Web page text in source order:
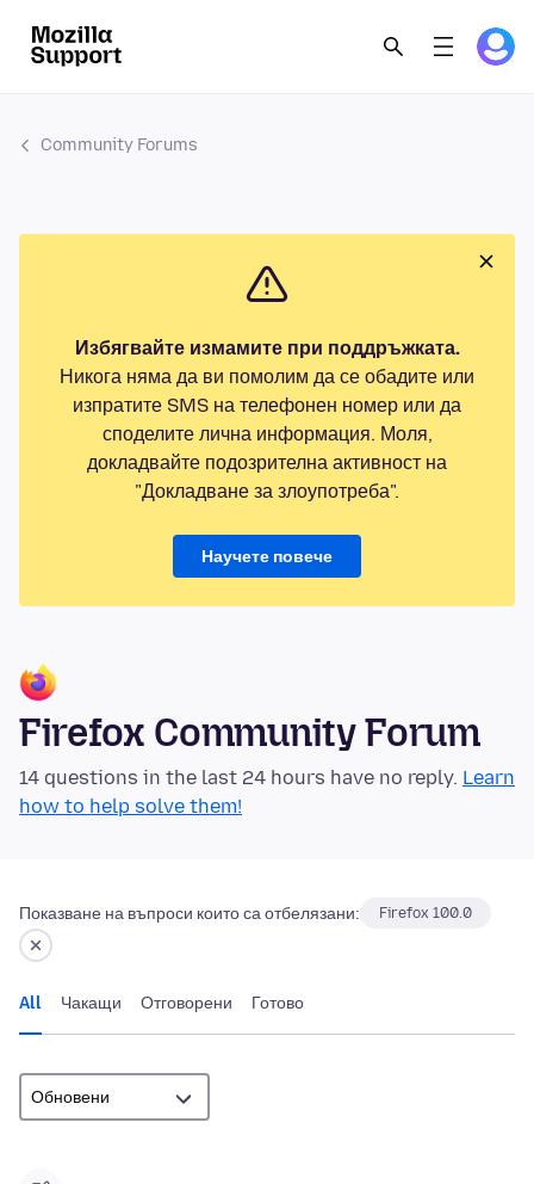
Community Forums
Избягвайте измамите при поддръжката.
Никога няма да ви помолим да се обадите или
изпратите SMS на телефонен номер или да
споделите лична информация. Моля,
докладвайте подозрителна активност на
"Докладване за злоупотреба".
Научете повече
Firefox Community Forum
14 questions in the last 24 hours have no reply. Learn
how to help solve them!
Показване на въпроси които са отбелязани: Firefox 100.0
All Чакащи Отговорени Готово